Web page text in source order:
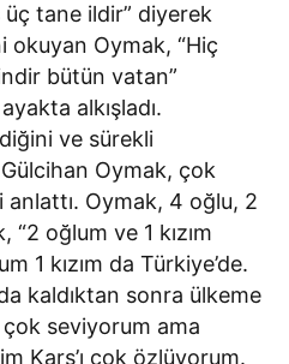
üç tane ildir” diyerek
okuyan Oymak, “Hiç
bütün vatan”
alkışladı.
ve sürekli
Oymak, çok
anlattı. Oymak, 4 oğlu, 2
“2 oğlum ve 1 kızım
1 kızım da Türkiye’de.
kaldıktan sonra ülkeme
seviyorum ama
Kars’ı çok özlüyorum.